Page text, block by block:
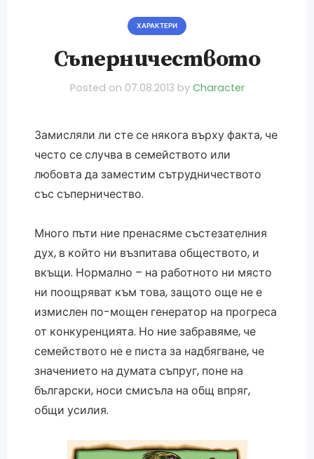
ХАРАКТЕРИ
Съперничеството
Posted on 07.08.2013 by Character
Замисляли ли сте се някога върху факта, че
често се случва в семейството или
любовта да заместим сътрудничеството
със съперничество.
Много пъти ние пренасяме състезателния
дух, в който ни възпитава обществото, и
вкъщи. Нормално – на работното ни място
ни поощряват към това, защото още не е
измислен по-мощен генератор на прогреса
от конкуренцията. Но ние забравяме, че
семейството не е писта за надбягване, че
значението на думата съпруг, поне на
български, носи смисъла на общ впряг,
общи усилия.